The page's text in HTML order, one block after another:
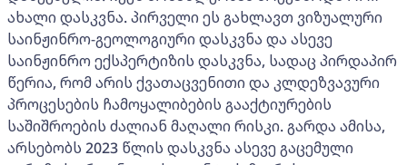
ახალი დასკვნა. პირველი ეს გახლავთ ვიზუალური
საინჟინრო-გეოლოგიური დასკვნა და ასევე
საინჟინრო ექსპერტიზის დასკვნა, სადაც პირდაპირ
წერია, რომ არის ქვათაცვენითი და კლდეზვავური
პროცესების ჩამოყალიბების გააქტიურების
საშიშროების ძალიან მაღალი რისკი. გარდა ამისა,
არსებობს 2023 წლის დასკვნა ასევე გაცემული